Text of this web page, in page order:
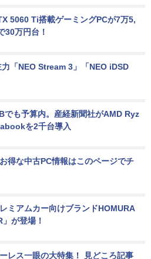
5060 Ti搭載ゲーミングPCが7万5,
30万円台！
「NEO Stream 3」「NEO iDSD
でも予算内。産経新聞社がAMD Ryz
を2千台導入
得な中古PC情報はこのページでチ
ミアムカー向けブランドHOMURA
が登場！
レス一眼の大特集！ 見どころ記事